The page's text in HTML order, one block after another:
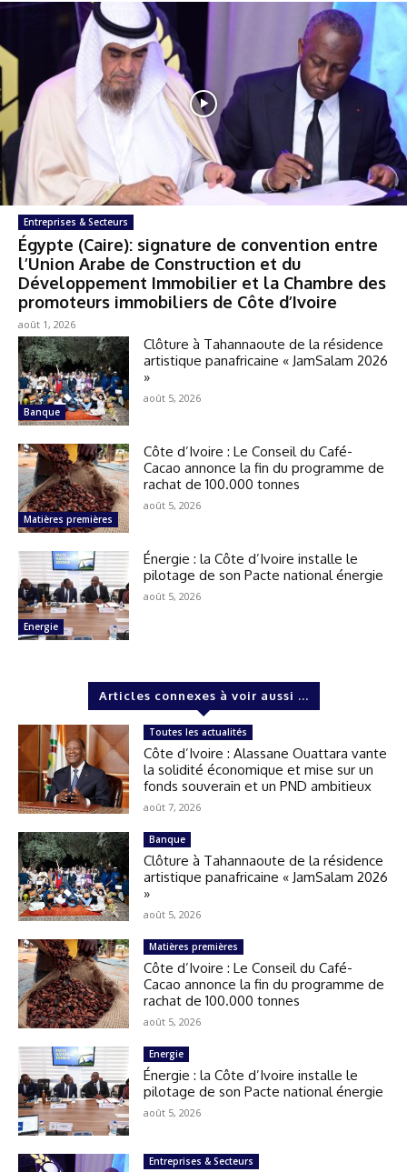
Entreprises & Secteurs
Égypte (Caire): signature de convention entre
l’Union Arabe de Construction et du
Développement Immobilier et la Chambre des
promoteurs immobiliers de Côte d’Ivoire
août 1, 2026
Banque
Clôture à Tahannaoute de la résidence
artistique panafricaine « JamSalam 2026
»
août 5, 2026
Matières premières
Côte d’Ivoire : Le Conseil du Café-
Cacao annonce la fin du programme de
rachat de 100.000 tonnes
août 5, 2026
Energie
Énergie : la Côte d’Ivoire installe le
pilotage de son Pacte national énergie
août 5, 2026
Articles connexes à voir aussi ...
Toutes les actualités
Côte d’Ivoire : Alassane Ouattara vante
la solidité économique et mise sur un
fonds souverain et un PND ambitieux
août 7, 2026
Banque
Clôture à Tahannaoute de la résidence
artistique panafricaine « JamSalam 2026
»
août 5, 2026
Matières premières
Côte d’Ivoire : Le Conseil du Café-
Cacao annonce la fin du programme de
rachat de 100.000 tonnes
août 5, 2026
Energie
Énergie : la Côte d’Ivoire installe le
pilotage de son Pacte national énergie
août 5, 2026
Entreprises & Secteurs